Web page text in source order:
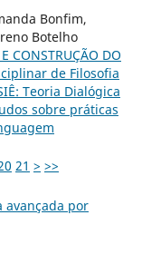
Bonfim,
Botelho
CONSTRUÇÃO DO
de Filosofia
Teoria Dialógica
sobre práticas
21 > >>
avançada por